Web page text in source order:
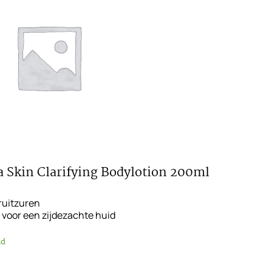
Skin Clarifying Bodylotion 200ml
een zijdezachte huid